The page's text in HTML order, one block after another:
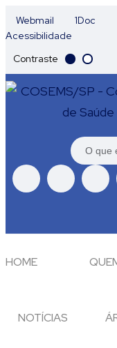
Webmail
1Doc
Acessibilidade
Contraste
HOME
NOTÍCIAS